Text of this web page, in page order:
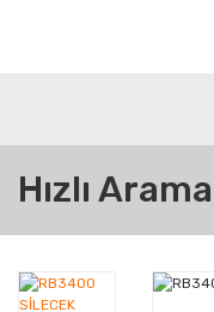
Hızlı Arama